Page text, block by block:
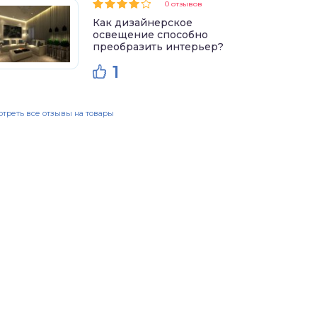
0 отзывов
Как дизайнерское
освещение способно
преобразить интерьер?
1
все отзывы на товары